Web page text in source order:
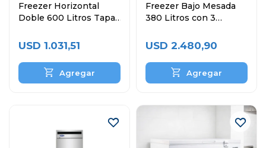
Freezer Horizontal
Doble 600 Litros Tapa
USD 1.031,51
Freezer Bajo Mesada
380 Litros con 3
USD 2.480,90